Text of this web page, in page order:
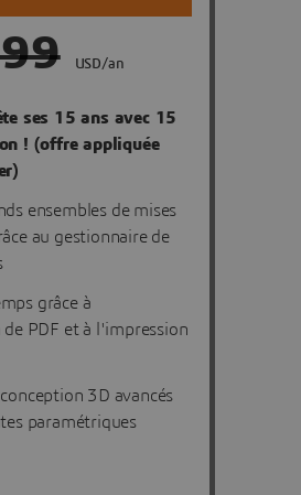
USD/an
ses 15 ans avec 15
! (offre appliquée
ensembles de mises
au gestionnaire de
grâce à
PDF et à l'impression
3D avancés
paramétriques